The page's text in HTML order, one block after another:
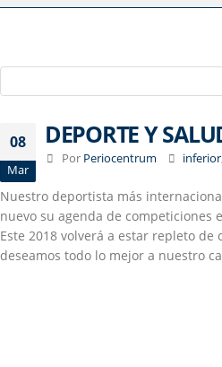
08
Mar
DEPORTE Y
Por Periocentrum inferior
Nuestro deportista más
nuevo su agenda de competiciones
Este 2018 volverá a estar repleto
deseamos todo lo mejor a nuestro